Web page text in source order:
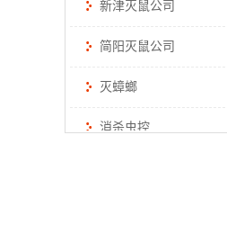
新津灭鼠公司
简阳灭鼠公司
灭蟑螂
消杀虫控